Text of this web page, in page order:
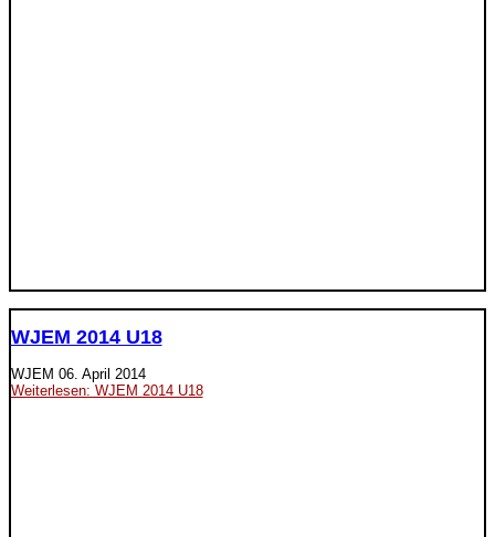
WJEM 2014 U18
WJEM 06. April 2014
Weiterlesen: WJEM 2014 U18